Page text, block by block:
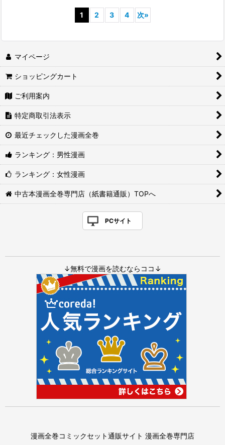
1 2 3 4 次»
マイページ
ショッピングカート
ご利用案内
特定商取引法表示
最近チェックした漫画全巻
ランキング：男性漫画
ランキング：女性漫画
中古本漫画全巻専門店（紙書籍通販）TOPへ
PCサイト
↓無料で漫画を読むならココ↓
漫画全巻コミックセット通販サイト 漫画全巻専門店